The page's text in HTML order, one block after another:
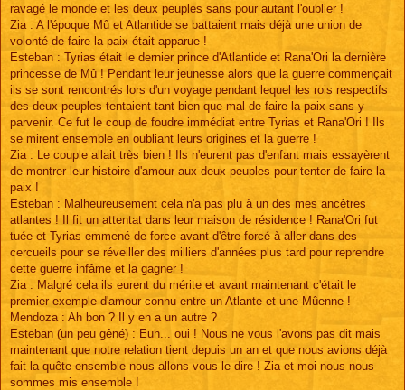
ravagé le monde et les deux peuples sans pour autant l'oublier !
Zia : A l'époque Mû et Atlantide se battaient mais déjà une union de
volonté de faire la paix était apparue !
Esteban : Tyrias était le dernier prince d'Atlantide et Rana'Ori la dernière
princesse de Mû ! Pendant leur jeunesse alors que la guerre commençait
ils se sont rencontrés lors d'un voyage pendant lequel les rois respectifs
des deux peuples tentaient tant bien que mal de faire la paix sans y
parvenir. Ce fut le coup de foudre immédiat entre Tyrias et Rana'Ori ! Ils
se mirent ensemble en oubliant leurs origines et la guerre !
Zia : Le couple allait très bien ! Ils n'eurent pas d'enfant mais essayèrent
de montrer leur histoire d'amour aux deux peuples pour tenter de faire la
paix !
Esteban : Malheureusement cela n'a pas plu à un des mes ancêtres
atlantes ! Il fit un attentat dans leur maison de résidence ! Rana'Ori fut
tuée et Tyrias emmené de force avant d'être forcé à aller dans des
cercueils pour se réveiller des milliers d'années plus tard pour reprendre
cette guerre infâme et la gagner !
Zia : Malgré cela ils eurent du mérite et avant maintenant c'était le
premier exemple d'amour connu entre un Atlante et une Mûenne !
Mendoza : Ah bon ? Il y en a un autre ?
Esteban (un peu gêné) : Euh... oui ! Nous ne vous l'avons pas dit mais
maintenant que notre relation tient depuis un an et que nous avions déjà
fait la quête ensemble nous allons vous le dire ! Zia et moi nous nous
sommes mis ensemble !